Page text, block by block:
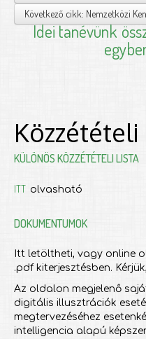
Következő cikk: Nemzetközi
Idei tanévünk
KÜLÖNÖS KÖZZÉTÉTELI LISTA
ITT olvasható
DOKUMENTUMOK
Itt letöltheti, vagy online
.pdf kiterjesztésben.
Az oldalon megjelenő
digitális illusztrációk
megtervezéséhez
intelligencia alapú